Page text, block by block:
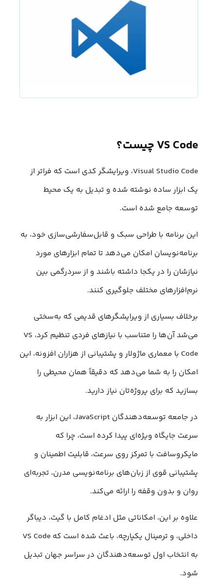
VS Code چیست؟
Visual Studio Code، ویرایشگر کدی است که فراتر از
یک ابزار ساده نوشته شده و تبدیل به یک محیط
توسعه جامع شده است.
این برنامه با طراحی سبک و قابل‌سفارشی‌سازی خود، به
برنامه‌نویسان امکان می‌دهد تا تمام ابزارهای مورد
نیازشان را در یکجا داشته باشند و از سردرگمی بین
نرم‌افزارهای مختلف جلوگیری کنند.
برخلاف بسیاری از ویرایشگرهای قدیمی که به‌سختی
می‌شد آن‌ها را متناسب با نیازهای فردی تنظیم کرد، VS
Code با معماری ماژولار و پشتیبانی از هزاران افزونه، این
امکان را به شما می‌دهد که دقیقاً همان محیطی را
بسازید که برای پروژه‌تان نیاز دارید.
در جامعه توسعه‌دهندگان JavaScript، این ابزار به
سرعت جایگاه ویژه‌ای پیدا کرده است، چرا که
مایکروسافت با تمرکز روی سرعت، قابلیت اطمینان و
پشتیبانی قوی از زبان‌های برنامه‌نویسی مدرن، تجربه‌ای
روان و بدون وقفه را ارائه می‌کند.
علاوه بر این، امکاناتی مثل ادغام کامل با گیت، دیباگر
داخلی، و ترمینال یکپارچه، باعث شده است که VS Code
به انتخاب اول توسعه‌دهندگان در سراسر جهان تبدیل
شود.